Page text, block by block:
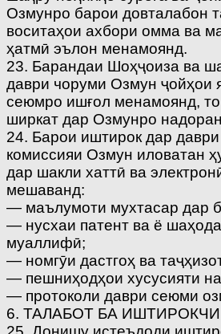
Озмунро барои довталабон
воситаҳои ахбори омма ва
ҳатмӣ эълон менамоянд.
23. Барандаи Шоҳҷоиза ва
даври чоруми Озмун ҷойҳои
сеюмро ишғол менамоянд, то
ширкат дар Озмунро
24. Барои иштирок дар
комиссияи Озмун иловатан
дар шакли хаттӣ ва
мешаванд:
— маълумоти мухтасар дар
— нусхаи патент ва ё
муаллифӣ;
— номгӯи дастгоҳ ва
— пешниҳодҳои хусусияти
— протоколи даври сеюми
6. ТАЛАБОТ БА